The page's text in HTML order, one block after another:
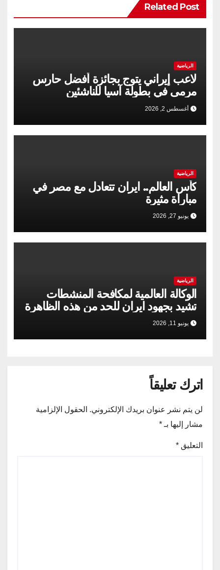
Related Post
الرياضية
لاعب إیراني يتوج بجائزة أفضل حارس
مرمى في بطولة آسيا للناشئين
أغسطس 2, 2026
الرياضية
كأس العالم.. ايران تتعادل مع مصر في
مباراة مثيرة
يونيو 27, 2026
الرياضية
الوكالة العالمية لمكافحة المنشطات
تشيد بجهود ايران للحد من هذه الظاهرة
يونيو 11, 2026
اترك تعليقاً
لن يتم نشر عنوان بريدك الإلكتروني. الحقول الإلزامية
مشار إليها بـ *
التعليق *